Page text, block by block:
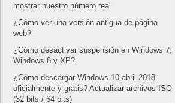
mostrar nuestro número real
¿Cómo ver una versión antigua de página
web?
¿Cómo desactivar suspensión en Windows 7,
Windows 8 y XP?
¿Cómo descargar Windows 10 abril 2018
oficialmente y gratis? Actualizar archivos ISO
(32 bits / 64 bits)